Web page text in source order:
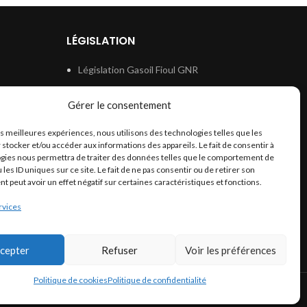
Gérer le consentement
meilleures expériences, nous utilisons des technologies telles que les
et/ou accéder aux informations des appareils. Le fait de consentir à
nous permettra de traiter des données telles que le comportement de
les ID uniques sur ce site. Le fait de ne pas consentir ou de retirer son
peut avoir un effet négatif sur certaines caractéristiques et fonctions.
Refuser Voir les préférences
Politique de cookiesPolitique de confidentialité
LÉGISLATION
Législation Gasoil Fioul GNR
Législation Eau
Législation Lubrifiant
Législation Phytosanitaire